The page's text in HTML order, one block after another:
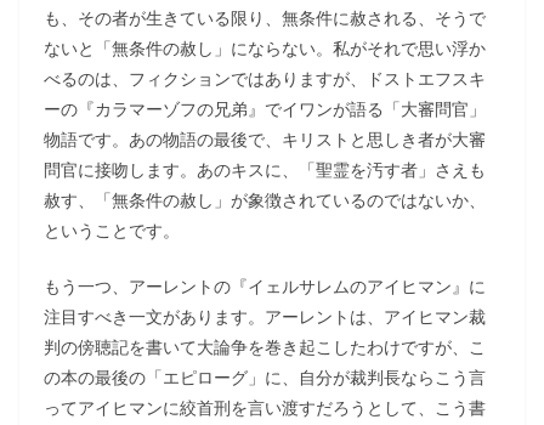
も、その者が生きている限り、無条件に赦される、そうで
ないと「無条件の赦し」にならない。私がそれで思い浮か
べるのは、フィクションではありますが、ドストエフスキ
ーの『カラマーゾフの兄弟』でイワンが語る「大審問官」
物語です。あの物語の最後で、キリストと思しき者が大審
問官に接吻します。あのキスに、「聖霊を汚す者」さえも
赦す、「無条件の赦し」が象徴されているのではないか、
ということです。
もう一つ、アーレントの『イェルサレムのアイヒマン』に
注目すべき一文があります。アーレントは、アイヒマン裁
判の傍聴記を書いて大論争を巻き起こしたわけですが、こ
の本の最後の「エピローグ」に、自分が裁判長ならこう言
ってアイヒマンに絞首刑を言い渡すだろうとして、こう書